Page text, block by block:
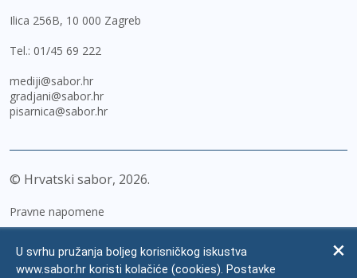
Ilica 256B, 10 000 Zagreb
Tel.: 01/45 69 222
mediji@sabor.hr
gradjani@sabor.hr
pisarnica@sabor.hr
© Hrvatski sabor, 2026
Pravne napomene
Zaštita osobnih podataka
U svrhu pružanja boljeg korisničkog iskustva
www.sabor.hr koristi kolačiće (cookies). Postavke